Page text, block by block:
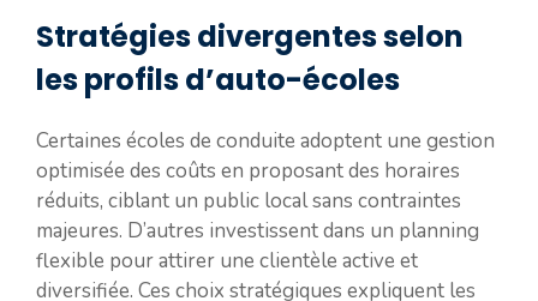
Stratégies divergentes selon
les profils d’auto-écoles
Certaines écoles de conduite adoptent une gestion
optimisée des coûts en proposant des horaires
réduits, ciblant un public local sans contraintes
majeures. D’autres investissent dans un planning
flexible pour attirer une clientèle active et
diversifiée. Ces choix stratégiques expliquent les